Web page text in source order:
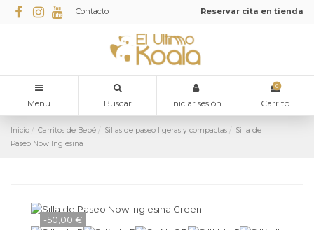
Contacto Reservar cita en tienda
Menu Buscar Iniciar sesión
0
Carrito
Inicio Carritos de Bebé Sillas de paseo ligeras y compactas
Silla de
Paseo Now Inglesina
-50,00 €